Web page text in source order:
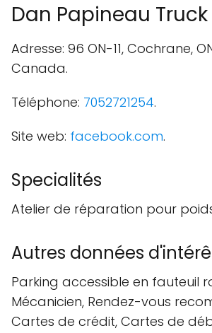
Dan Papineau
Adresse: 96 ON-11, Cochrane,
Canada.
Téléphone: 7052721254.
Site web: facebook.com.
Specialités
Atelier de réparation pour
Autres données
Parking accessible en fauteuil
Mécanicien, Rendez-vous
Cartes de crédit, Cartes de